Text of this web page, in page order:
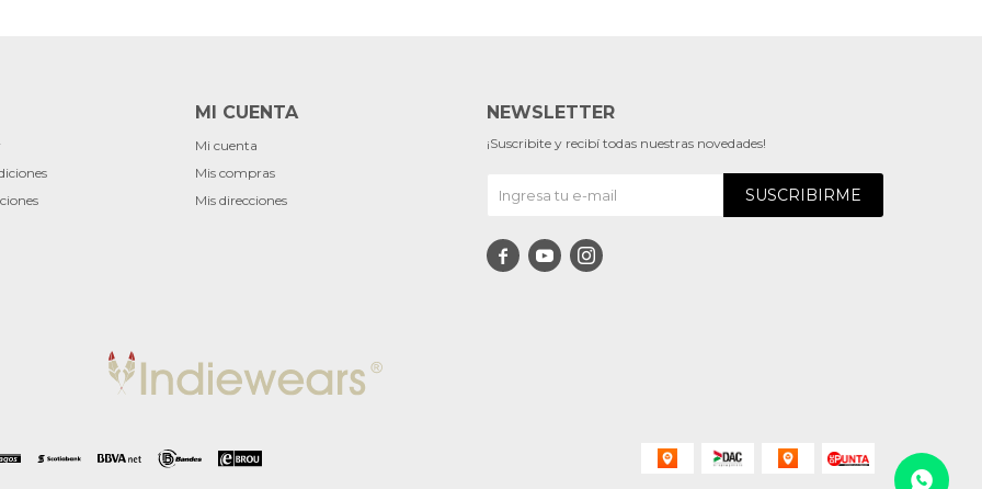
MI CUENTA
Mi cuenta
Mis compras
Mis direcciones
NEWSLETTER
¡Suscribite y recibí todas nuestras novedades!
SUSCRIBIRME
  